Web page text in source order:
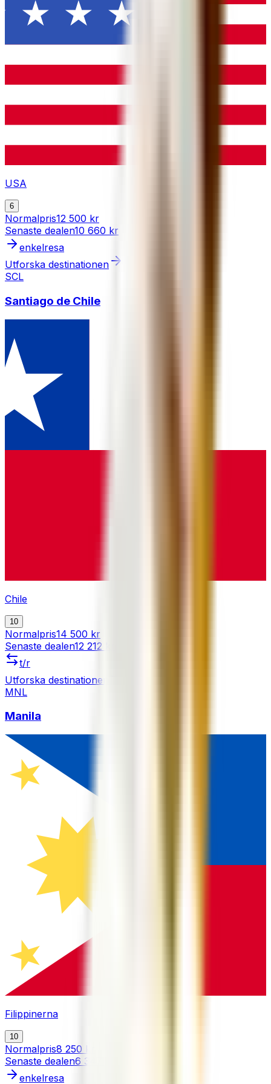
USA
6
Normalpris12 500 kr
Senaste dealen10 660 kr
enkelresa
Utforska destinationen
SCL
Santiago de Chile
Chile
10
Normalpris14 500 kr
Senaste dealen12 212 kr
t/r
Utforska destinationen
MNL
Manila
Filippinerna
10
Normalpris8 250 kr
Senaste dealen6 347 kr
enkelresa